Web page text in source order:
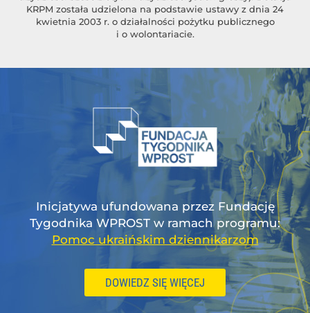
KRPM została udzielona na podstawie ustawy z dnia 24
kwietnia 2003 r. o działalności pożytku publicznego
i o wolontariacie.
Inicjatywa ufundowana przez Fundację
Tygodnika WPROST w ramach programu:
Pomoc ukraińskim dziennikarzom
DOWIEDZ SIĘ WIĘCEJ